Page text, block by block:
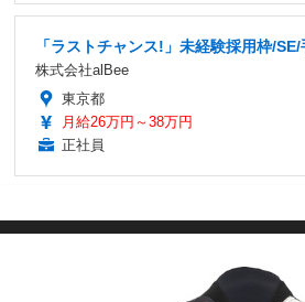
「ラストチャンス!」未経験採用枠/
株式会社alBee
東京都
月給26万円～38万円
正社員